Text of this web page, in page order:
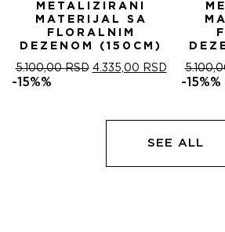
METALIZIRANI
MATERIJAL SA
FLORALNIM
DEZENOM (150CM)
5.100,00RSD ОРИГИНАЛНА
5.100,00 RSD.
4.335,00 RSDТРЕНУТНА
ЦЕНА
-15%% -15%%
SEE ALL